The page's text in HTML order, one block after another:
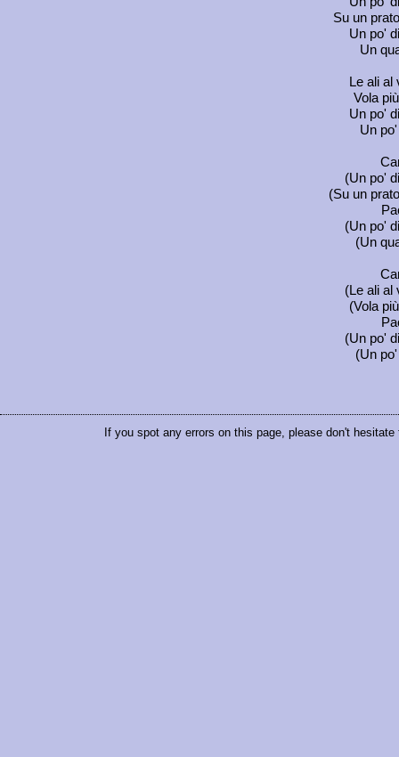
Su un
Un po'
Un
Le ali al
Vola
Un po'
Un
(Un po'
(Su un
(Un po'
(Un
(Le ali al
(Vola
(Un po'
(Un
If you spot any errors on this page, please don't